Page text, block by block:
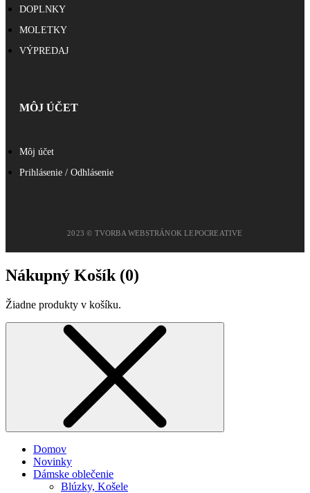
DOPLNKY
MOLETKY
VÝPREDAJ
MÔJ ÚČET
Môj účet
Prihlásenie / Odhlásenie
2023 © TVORBA WEBSTRÁNOK LEPOCREATIVE
Nákupný Košík (0)
Žiadne produkty v košíku.
Domov
Novinky
Dámske oblečenie
Blúzky, Košele